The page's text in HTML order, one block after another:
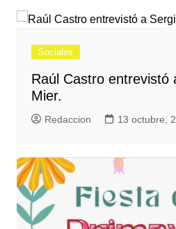
Sociales
Raúl Castro entrevistó
Mier.
Redaccion 13 octubre,